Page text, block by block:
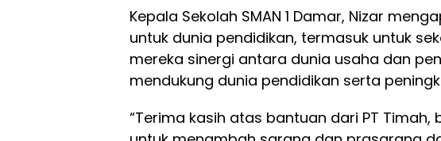
Kepala Sekolah SMAN 1 Damar, Nizar
untuk dunia pendidikan, termasuk untuk
mereka sinergi antara dunia usaha dan
mendukung dunia pendidikan serta
“Terima kasih atas bantuan dari PT